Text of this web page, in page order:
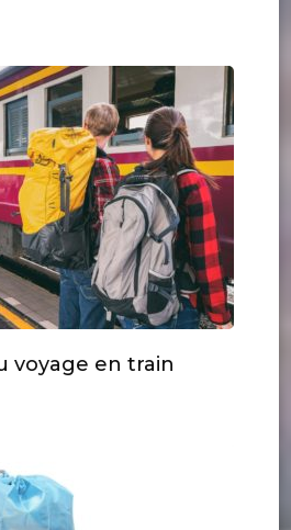
voyage en train